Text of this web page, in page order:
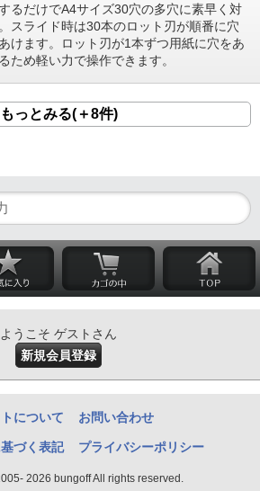
するだけでA4サイズ30穴の多穴に素早く対
スライド時は30本のロット刃が順番に穴
けます。ロット刃が1本ずつ用紙に穴をあ
ため軽い力で操作できます。
もっとみる(＋8件)
ようこそ ゲストさん
新規会員登録
について お問い合わせ
づく表記 プライバシーポリシー
2026 bungoff All rights reserved.